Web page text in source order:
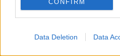
CONFIRM
Data Deletion Data
“Quello che abbiamo previsto
customizzazione unico”,